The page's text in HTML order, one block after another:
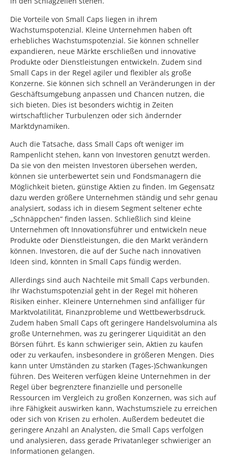
Die Vorteile von Small Caps liegen in ihrem
Wachstumspotenzial. Kleine Unternehmen haben oft
erhebliches Wachstumspotenzial. Sie können schneller
expandieren, neue Märkte erschließen und innovative
Produkte oder Dienstleistungen entwickeln. Zudem sind
Small Caps in der Regel agiler und flexibler als große
Konzerne. Sie können sich schnell an Veränderungen in der
Geschäftsumgebung anpassen und Chancen nutzen, die
sich bieten. Dies ist besonders wichtig in Zeiten
wirtschaftlicher Turbulenzen oder sich ändernder
Marktdynamiken.
Auch die Tatsache, dass Small Caps oft weniger im
Rampenlicht stehen, kann von Investoren genutzt werden.
Da sie von den meisten Investoren übersehen werden,
können sie unterbewertet sein und Fondsmanagern die
Möglichkeit bieten, günstige Aktien zu finden. Im Gegensatz
dazu werden größere Unternehmen ständig und sehr genau
analysiert, sodass ich in diesem Segment seltener echte
„Schnäppchen“ finden lassen. Schließlich sind kleine
Unternehmen oft Innovationsführer und entwickeln neue
Produkte oder Dienstleistungen, die den Markt verändern
können. Investoren, die auf der Suche nach innovativen
Ideen sind, könnten in Small Caps fündig werden.
Allerdings sind auch Nachteile mit Small Caps verbunden.
Ihr Wachstumspotenzial geht in der Regel mit höheren
Risiken einher. Kleinere Unternehmen sind anfälliger für
Marktvolatilität, Finanzprobleme und Wettbewerbsdruck.
Zudem haben Small Caps oft geringere Handelsvolumina als
große Unternehmen, was zu geringerer Liquidität an den
Börsen führt. Es kann schwieriger sein, Aktien zu kaufen
oder zu verkaufen, insbesondere in größeren Mengen. Dies
kann unter Umständen zu starken (Tages-)Schwankungen
führen. Des Weiteren verfügen kleine Unternehmen in der
Regel über begrenztere finanzielle und personelle
Ressourcen im Vergleich zu großen Konzernen, was sich auf
ihre Fähigkeit auswirken kann, Wachstumsziele zu erreichen
oder sich von Krisen zu erholen. Außerdem bedeutet die
geringere Anzahl an Analysten, die Small Caps verfolgen
und analysieren, dass gerade Privatanleger schwieriger an
Informationen gelangen.